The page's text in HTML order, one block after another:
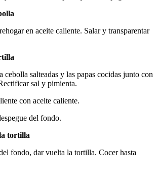
en aceite caliente. Salar y transparentar
cebolla salteadas y las papas cocidas junto con
sal y pimienta.
con aceite caliente.
del fondo.
tortilla
fondo, dar vuelta la tortilla. Cocer hasta